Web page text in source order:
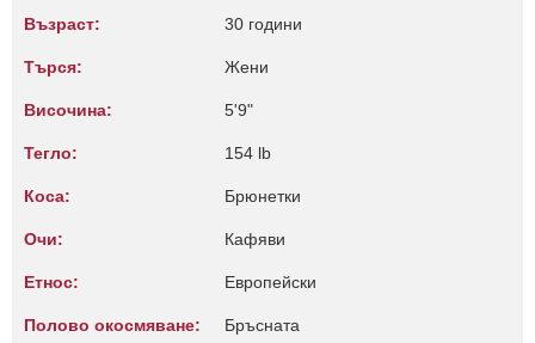
Възраст: 30 години
Търся: Жени
Височина: 5'9"
Тегло: 154 lb
Коса: Брюнетки
Очи: Кафяви
Етнос: Европейски
Полово окосмяване: Бръсната